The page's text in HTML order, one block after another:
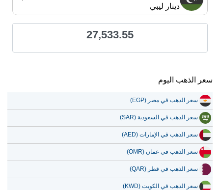
دينار ليبي
27,533.55
سعر الذهب اليوم
سعر الذهب في مصر (EGP)
سعر الذهب في السعودية (SAR)
سعر الذهب في الإمارات (AED)
سعر الذهب في عمان (OMR)
سعر الذهب في قطر (QAR)
سعر الذهب في الكويت (KWD)